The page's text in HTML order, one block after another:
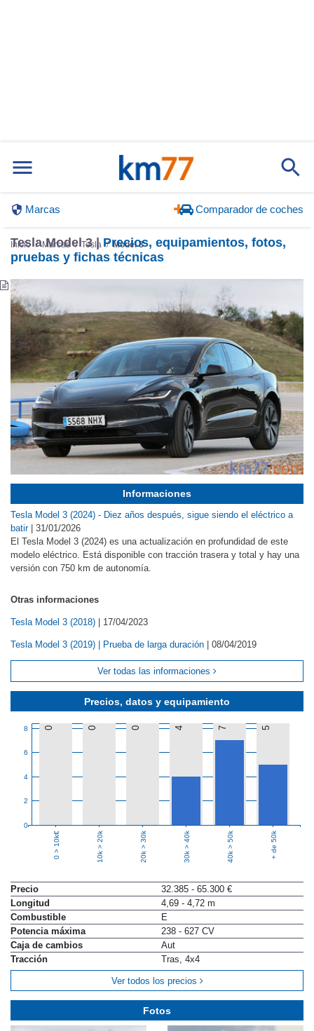
Marcas Comparador de coches
Inicio Marcas Tesla Model 3
Tesla Model 3 | Precios, equipamientos, fotos,
pruebas y fichas técnicas
Precios, datos y equipamiento
0
2
4
6
8 0 0 0 4 7 5
0 > 10k€ 10k > 20k 20k > 30k 30k > 40k 40k > 50k + de 50k
Precio
32.385 - 65.300 €
Longitud
4,69 - 4,72 m
Combustible
E
Potencia máxima
238 - 627 CV
Caja de cambios
Aut
Tracción
Tras, 4x4
Ver todos los precios
Informaciones
Tesla Model 3 (2024) - Diez años después, sigue siendo el eléctrico a
batir
31/01/2026
El Tesla Model 3 (2024) es una actualización en profundidad de este
modelo eléctrico. Está disponible con tracción trasera y total y hay una
versión con 750 km de autonomía.
Otras informaciones
Tesla Model 3 (2018) 17/04/2023
Tesla Model 3 (2019) | Prueba de larga duración 08/04/2019
Ver todas las informaciones
Fotos